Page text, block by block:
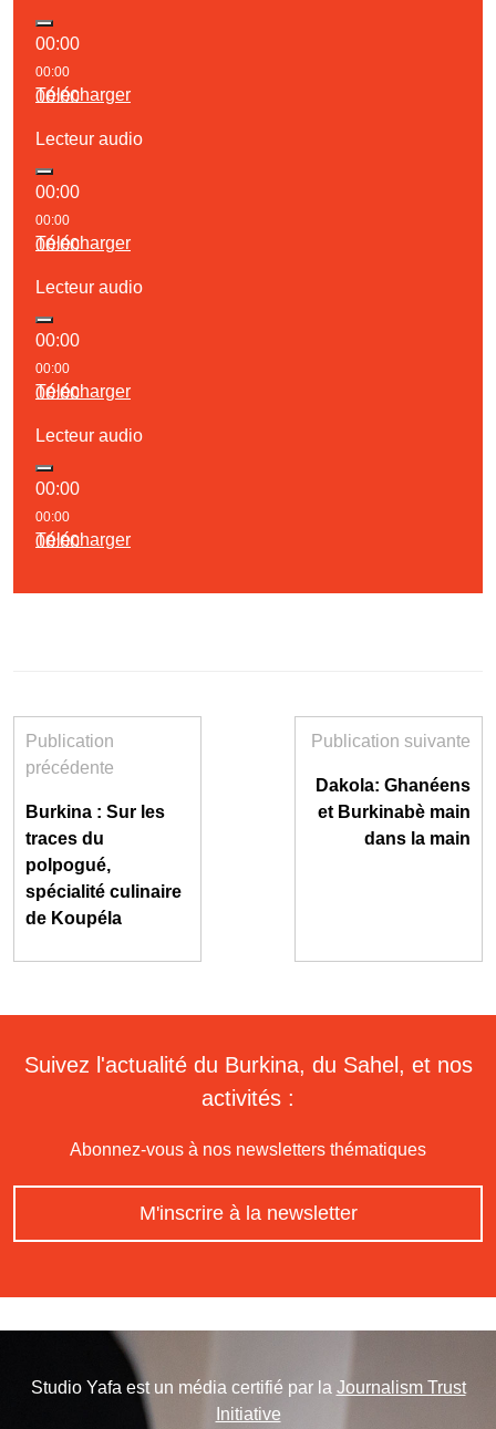
00:00
00:00
00:00
Télécharger
Lecteur audio
00:00
00:00
00:00
Télécharger
Lecteur audio
00:00
00:00
00:00
Télécharger
Lecteur audio
00:00
00:00
00:00
Télécharger
Publication
précédente
Burkina : Sur les
traces du
polpogué,
spécialité culinaire
de Koupéla
Publication suivante
Dakola: Ghanéens
et Burkinabè main
dans la main
Suivez l'actualité du Burkina, du Sahel, et nos
activités :
Abonnez-vous à nos newsletters thématiques
M'inscrire à la newsletter
Studio Yafa est un média certifié par la Journalism Trust
Initiative